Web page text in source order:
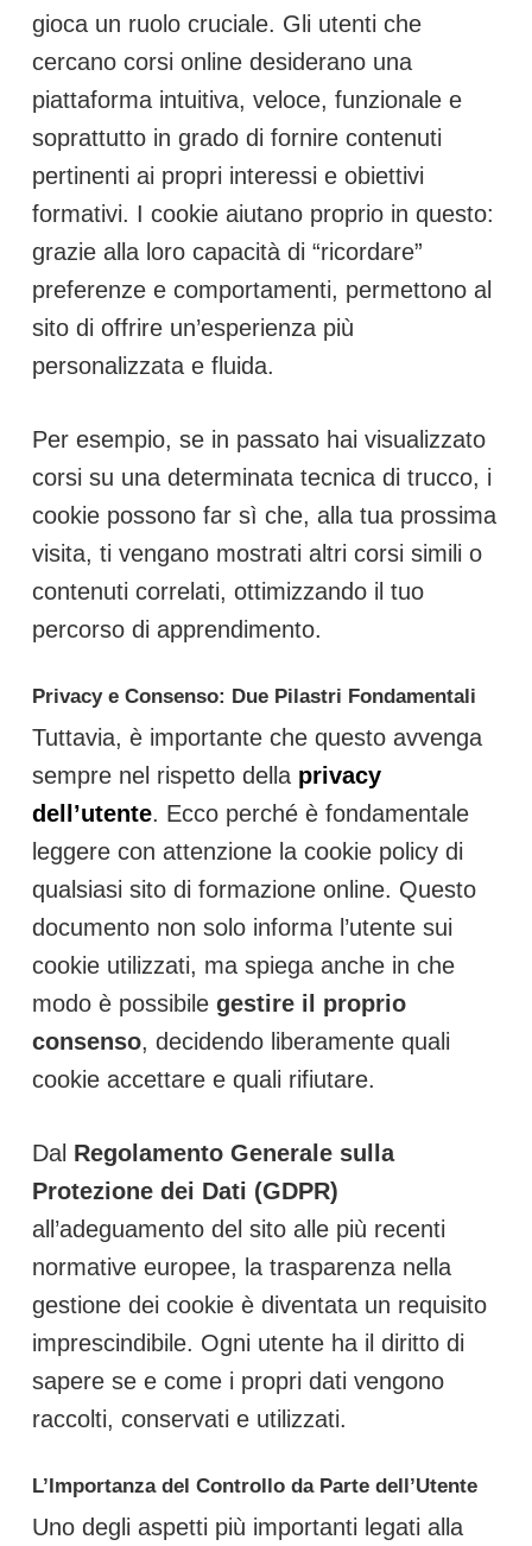
gioca un ruolo cruciale. Gli utenti che
cercano corsi online desiderano una
piattaforma intuitiva, veloce, funzionale e
soprattutto in grado di fornire contenuti
pertinenti ai propri interessi e obiettivi
formativi. I cookie aiutano proprio in questo:
grazie alla loro capacità di “ricordare”
preferenze e comportamenti, permettono al
sito di offrire un’esperienza più
personalizzata e fluida.
Per esempio, se in passato hai visualizzato
corsi su una determinata tecnica di trucco, i
cookie possono far sì che, alla tua prossima
visita, ti vengano mostrati altri corsi simili o
contenuti correlati, ottimizzando il tuo
percorso di apprendimento.
Privacy e Consenso: Due Pilastri Fondamentali
Tuttavia, è importante che questo avvenga
sempre nel rispetto della privacy
dell’utente. Ecco perché è fondamentale
leggere con attenzione la cookie policy di
qualsiasi sito di formazione online. Questo
documento non solo informa l’utente sui
cookie utilizzati, ma spiega anche in che
modo è possibile gestire il proprio
consenso, decidendo liberamente quali
cookie accettare e quali rifiutare.
Dal Regolamento Generale sulla
Protezione dei Dati (GDPR)
all’adeguamento del sito alle più recenti
normative europee, la trasparenza nella
gestione dei cookie è diventata un requisito
imprescindibile. Ogni utente ha il diritto di
sapere se e come i propri dati vengono
raccolti, conservati e utilizzati.
L’Importanza del Controllo da Parte dell’Utente
Uno degli aspetti più importanti legati alla